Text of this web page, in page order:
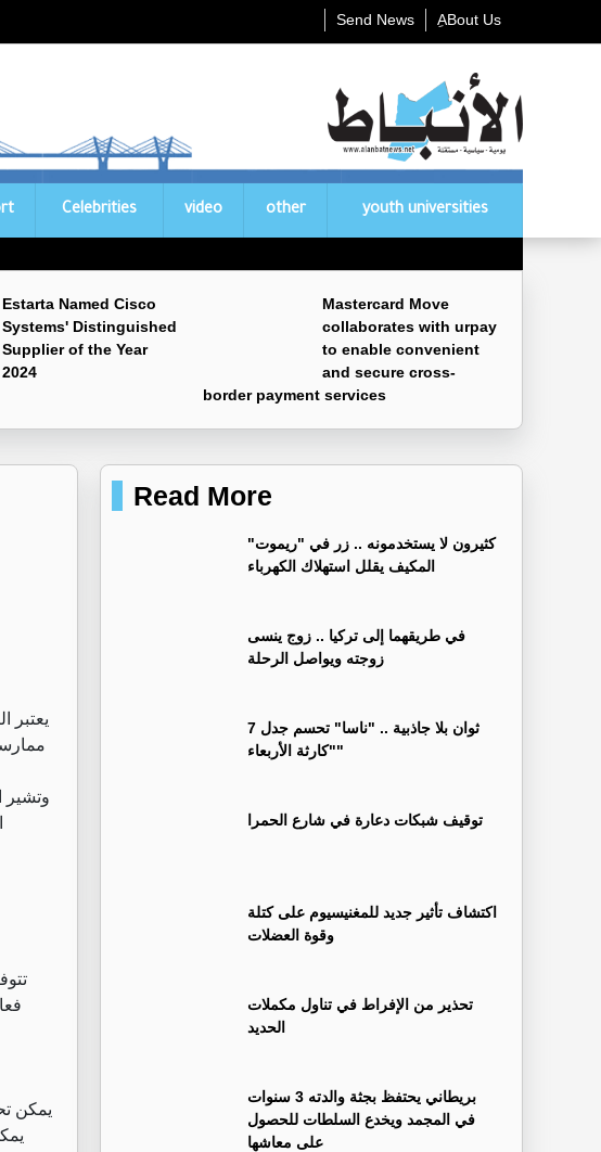
ِABout Us Send News
Celebrities video other youth universities
Estarta Named Cisco
Systems' Distinguished
Supplier of the Year
2024
Mastercard Move
collaborates with urpay
to enable convenient
and secure cross-
border payment services
وتشير
Read More
كثيرون لا يستخدمونه .. زر في "ريموت"
المكيف يقلل استهلاك الكهرباء
في طريقهما إلى تركيا .. زوج ينسى
زوجته ويواصل الرحلة
7 ثوان بلا جاذبية .. "ناسا" تحسم جدل
"كارثة الأربعاء"
توقيف شبكات دعارة في شارع الحمرا
اكتشاف تأثير جديد للمغنيسيوم على كتلة
وقوة العضلات
تحذير من الإفراط في تناول مكملات
الحديد
بريطاني يحتفظ بجثة والدته 3 سنوات
في المجمد ويخدع السلطات للحصول
على معاشها